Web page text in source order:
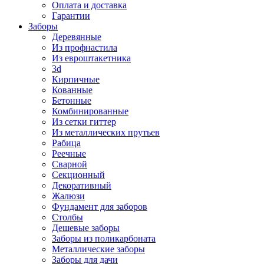
Оплата и доставка
Гарантии
Заборы
Деревянные
Из профнастила
Из евроштакетника
3d
Кирпичные
Кованные
Бетонные
Комбинированные
Из сетки гиттер
Из металлических прутьев
Рабица
Реечные
Сварной
Секционный
Декоративный
Жалюзи
Фундамент для заборов
Столбы
Дешевые заборы
Заборы из поликарбоната
Металлические заборы
Заборы для дачи